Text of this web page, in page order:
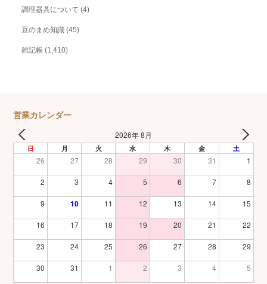
調理器具について (4)
豆のまめ知識 (45)
雑記帳 (1,410)
営業カレンダー
2026年 8月
日 月 火 水 木 金 土
26 27 28 29 30 31 1
2 3 4 5 6 7 8
9 10 11 12 13 14 15
16 17 18 19 20 21 22
23 24 25 26 27 28 29
30 31 1 2 3 4 5